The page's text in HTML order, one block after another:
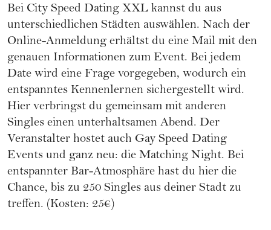
Bei City Speed Dating XXL kannst du aus
unterschiedlichen Städten auswählen. Nach der
Online-Anmeldung erhältst du eine Mail mit den
genauen Informationen zum Event. Bei jedem
Date wird eine Frage vorgegeben, wodurch ein
entspanntes Kennenlernen sichergestellt wird.
Hier verbringst du gemeinsam mit anderen
Singles einen unterhaltsamen Abend. Der
Veranstalter hostet auch Gay Speed Dating
Events und ganz neu: die Matching Night. Bei
entspannter Bar-Atmosphäre hast du hier die
Chance, bis zu 250 Singles aus deiner Stadt zu
treffen. (Kosten: 25€)